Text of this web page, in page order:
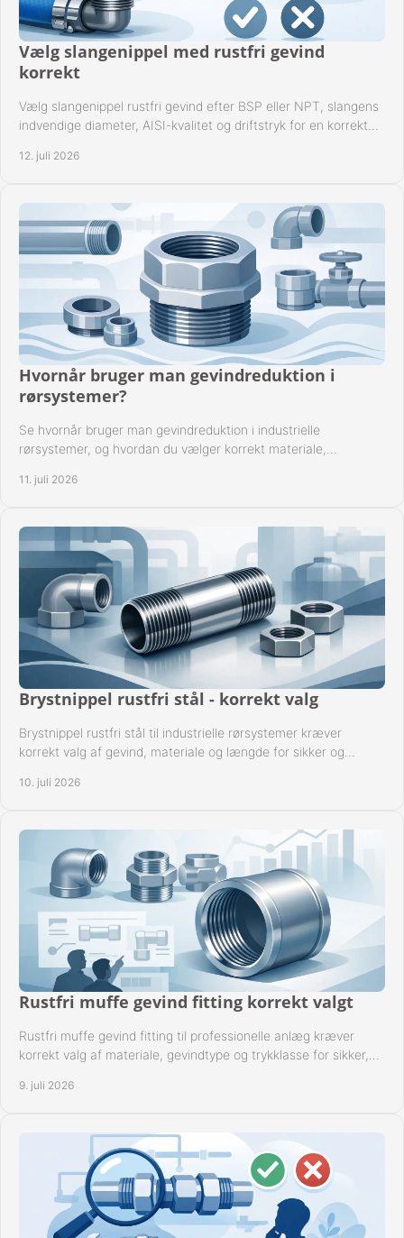
Vælg slangenippel med rustfri gevind
korrekt
Vælg slangenippel rustfri gevind efter BSP eller NPT, slangens
indvendige diameter, AISI-kvalitet og driftstryk for en korrekt
12. juli 2026
Hvornår bruger man gevindreduktion i
rørsystemer?
Se hvornår bruger man gevindreduktion i industrielle
rørsystemer, og hvordan du vælger korrekt materiale,
11. juli 2026
Brystnippel rustfri stål - korrekt valg
Brystnippel rustfri stål til industrielle rørsystemer kræver
korrekt valg af gevind, materiale og længde for sikker og
10. juli 2026
Rustfri muffe gevind fitting korrekt valgt
Rustfri muffe gevind fitting til professionelle anlæg kræver
korrekt valg af materiale, gevindtype og trykklasse for sikker,
9. juli 2026